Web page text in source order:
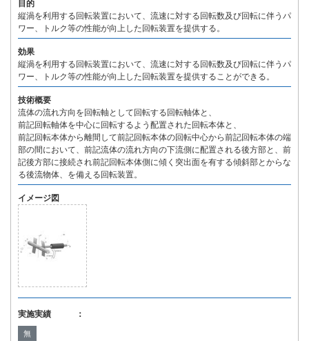
目的
縦渦を利用する回転装置において、流速に対する回転数及び回転に伴うパ
ワー、トルク等の性能が向上した回転装置を提供する。
効果
縦渦を利用する回転装置において、流速に対する回転数及び回転に伴うパ
ワー、トルク等の性能が向上した回転装置を提供することができる。
技術概要
流体の流れ方向を回転軸として回転する回転軸体と、
前記回転軸体を中心に回転するよう配置された回転本体と、
前記回転本体から離間して前記回転本体の回転中心から前記回転本体の端
部の間において、前記流体の流れ方向の下流側に配置される後方部と、前
記後方部に接続され前記回転本体側に傾く突出面を有する傾斜部とからな
る後流物体、を備える回転装置。
イメージ図
実施実績 ：
無